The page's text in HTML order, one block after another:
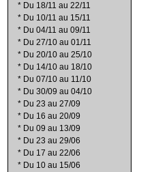
* Du 18/11 au 22/11
* Du 10/11 au 15/11
* Du 04/11 au 09/11
* Du 27/10 au 01/11
* Du 20/10 au 25/10
* Du 14/10 au 18/10
* Du 07/10 au 11/10
* Du 30/09 au 04/10
* Du 23 au 27/09
* Du 16 au 20/09
* Du 09 au 13/09
* Du 23 au 29/06
* Du 17 au 22/06
* Du 10 au 15/06